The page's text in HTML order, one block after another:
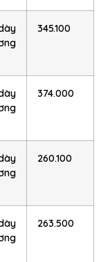
345.100
374.000
260.100
263.500